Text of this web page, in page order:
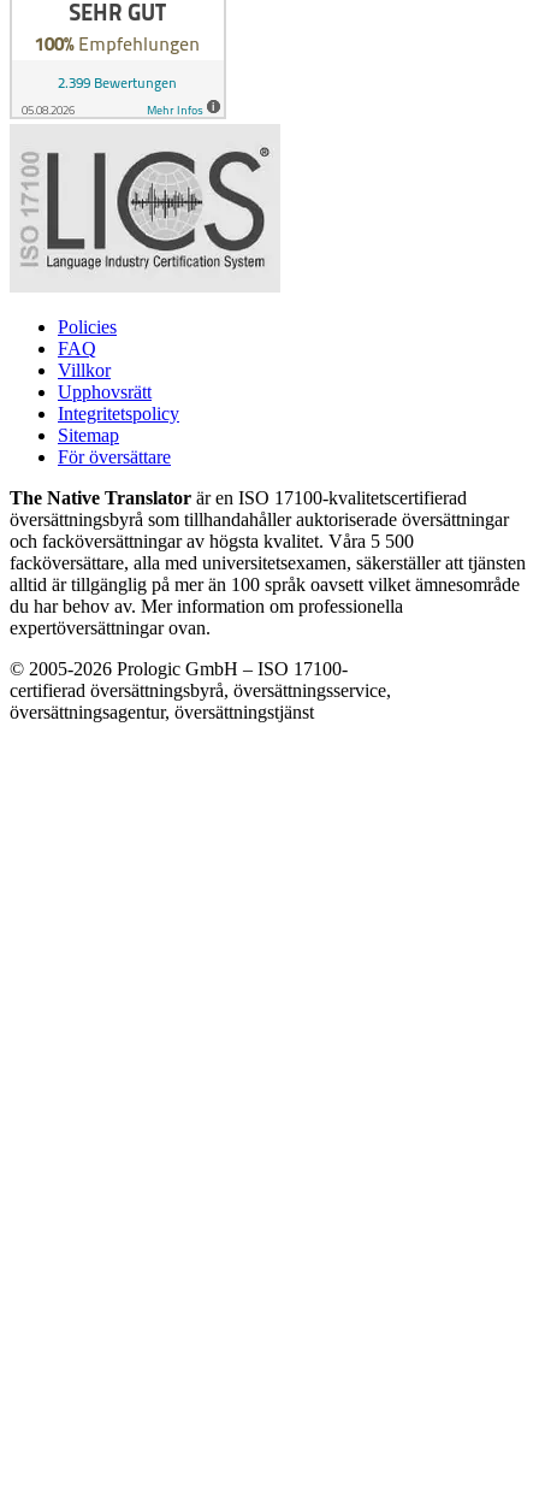
Policies
FAQ
Villkor
Upphovsrätt
Integritetspolicy
Sitemap
För översättare
The Native Translator är en ISO 17100-kvalitetscertifierad
översättningsbyrå som tillhandahåller auktoriserade översättningar
och facköversättningar av högsta kvalitet. Våra 5 500
facköversättare, alla med universitetsexamen, säkerställer att tjänsten
alltid är tillgänglig på mer än 100 språk oavsett vilket ämnesområde
du har behov av. Mer information om professionella
expertöversättningar ovan.
© 2005-2026 Prologic GmbH – ISO 17100-
certifierad översättningsbyrå, översättningsservice,
översättningsagentur, översättningstjänst